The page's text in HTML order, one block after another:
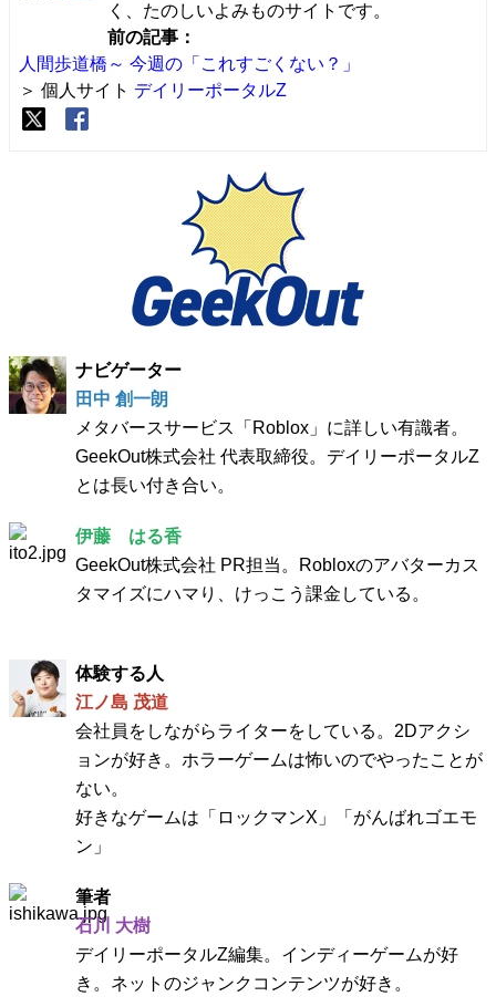
く、たのしいよみものサイトです。
前の記事：
人間歩道橋～ 今週の「これすごくない？」
＞ 個人サイト デイリーポータルZ
ナビゲーター
田中 創一朗
メタバースサービス「Roblox」に詳しい有識者。
GeekOut株式会社 代表取締役。デイリーポータルZ
とは長い付き合い。
伊藤 はる香
GeekOut株式会社 PR担当。Robloxのアバターカス
タマイズにハマり、けっこう課金している。
体験する人
江ノ島 茂道
会社員をしながらライターをしている。2Dアクシ
ョンが好き。ホラーゲームは怖いのでやったことが
ない。
好きなゲームは「ロックマンX」「がんばれゴエモ
ン」
筆者
石川 大樹
デイリーポータルZ編集。インディーゲームが好
き。ネットのジャンクコンテンツが好き。